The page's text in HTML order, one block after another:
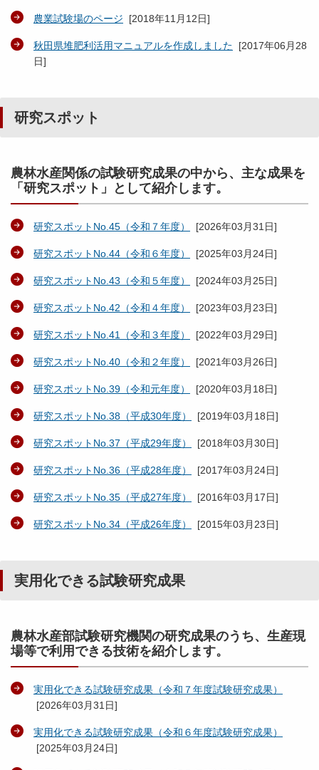
農業試験場のページ [2018年11月12日]
秋田県堆肥利活用マニュアルを作成しました [2017年06月28
日]
研究スポット
農林水産関係の試験研究成果の中から、主な成果を
「研究スポット」として紹介します。
研究スポットNo.45（令和７年度） [2026年03月31日]
研究スポットNo.44（令和６年度） [2025年03月24日]
研究スポットNo.43（令和５年度） [2024年03月25日]
研究スポットNo.42（令和４年度） [2023年03月23日]
研究スポットNo.41（令和３年度） [2022年03月29日]
研究スポットNo.40（令和２年度） [2021年03月26日]
研究スポットNo.39（令和元年度） [2020年03月18日]
研究スポットNo.38（平成30年度） [2019年03月18日]
研究スポットNo.37（平成29年度） [2018年03月30日]
研究スポットNo.36（平成28年度） [2017年03月24日]
研究スポットNo.35（平成27年度） [2016年03月17日]
研究スポットNo.34（平成26年度） [2015年03月23日]
実用化できる試験研究成果
農林水産部試験研究機関の研究成果のうち、生産現
場等で利用できる技術を紹介します。
実用化できる試験研究成果（令和７年度試験研究成果）
[2026年03月31日]
実用化できる試験研究成果（令和６年度試験研究成果）
[2025年03月24日]